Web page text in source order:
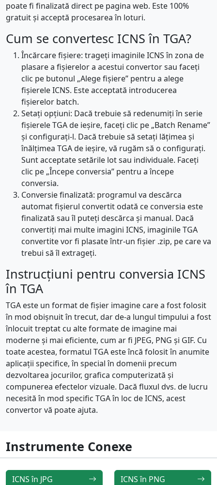
poate fi finalizată direct pe pagina web. Este 100%
gratuit și acceptă procesarea în loturi.
Cum se convertesc ICNS în TGA?
Încărcare fișiere: trageți imaginile ICNS în zona de
plasare a fișierelor a acestui convertor sau faceți
clic pe butonul „Alege fișiere” pentru a alege
fișierele ICNS. Este acceptată introducerea
fișierelor batch.
Setați opțiuni: Dacă trebuie să redenumiți în serie
fișierele TGA de ieșire, faceți clic pe „Batch Rename”
și configurați-l. Dacă trebuie să setați lățimea și
înălțimea TGA de ieșire, vă rugăm să o configurați.
Sunt acceptate setările lot sau individuale. Faceți
clic pe „Începe conversia” pentru a începe
conversia.
Conversie finalizată: programul va descărca
automat fișierul convertit odată ce conversia este
finalizată sau îl puteți descărca și manual. Dacă
convertiți mai multe imagini ICNS, imaginile TGA
convertite vor fi plasate într-un fișier .zip, pe care va
trebui să îl extrageți.
Instrucțiuni pentru conversia ICNS
în TGA
TGA este un format de fișier imagine care a fost folosit
în mod obișnuit în trecut, dar de-a lungul timpului a fost
înlocuit treptat cu alte formate de imagine mai
moderne și mai eficiente, cum ar fi JPEG, PNG și GIF. Cu
toate acestea, formatul TGA este încă folosit în anumite
aplicații specifice, în special în domenii precum
dezvoltarea jocurilor, grafica computerizată și
compunerea efectelor vizuale. Dacă fluxul dvs. de lucru
necesită în mod specific TGA în loc de ICNS, acest
convertor vă poate ajuta.
Instrumente Conexe
ICNS în JPG ICNS în PNG